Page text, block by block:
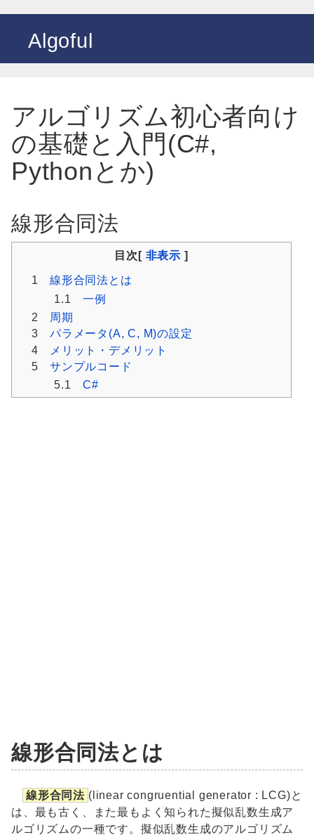
Algoful
アルゴリズム初心者向け
の基礎と入門(C#,
Pythonとか)
線形合同法
目次[ 非表示 ]
1
線形合同法とは
1.1
一例
2
周期
3
パラメータ(A, C, M)の設定
4
メリット・デメリット
5
サンプルコード
5.1
C#
線形合同法とは
線形合同法 (linear congruential generator : LCG)と
は、最も古く、また最もよく知られた擬似乱数生成ア
ルゴリズムの一種です。擬似乱数生成のアルゴリズム